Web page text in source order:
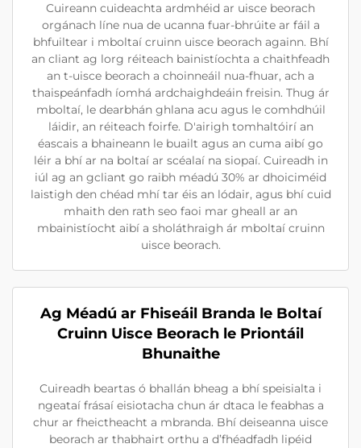
Cuireann cuideachta ardmhéid ar uisce beorach
orgánach líne nua de ucanna fuar-bhrúite ar fáil a
bhfuiltear i mboltaí cruinn uisce beorach againn. Bhí
an cliant ag lorg réiteach bainistíochta a chaithfeadh
an t-uisce beorach a choinneáil nua-fhuar, ach a
thaispeánfadh íomhá ardchaighdeáin freisin. Thug ár
mboltaí, le dearbhán ghlana acu agus le comhdhúil
láidir, an réiteach foirfe. D'airigh tomhaltóirí an
éascais a bhaineann le buailt agus an cuma aibí go
léir a bhí ar na boltaí ar scéalaí na siopaí. Cuireadh in
iúl ag an gcliant go raibh méadú 30% ar dhoiciméid
laistigh den chéad mhí tar éis an lódair, agus bhí cuid
mhaith den rath seo faoi mar gheall ar an
mbainistíocht aibí a sholáthraigh ár mboltaí cruinn
uisce beorach.
Ag Méadú ar Fhiseáil Branda le Boltaí
Cruinn Uisce Beorach le Priontáil
Bhunaithe
Cuireadh beartas ó bhallán bheag a bhí speisialta i
ngeataí frásaí eisiotacha chun ár dtaca le feabhas a
chur ar fheictheacht a mbranda. Bhí deiseanna uisce
beorach ar thabhairt orthu a d’fhéadfadh lipéid